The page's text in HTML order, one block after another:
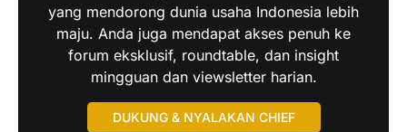
yang mendorong dunia usaha Indonesia lebih
maju. Anda juga mendapat akses penuh ke
forum eksklusif, roundtable, dan insight
mingguan dan viewsletter harian.
DUKUNG & NYALAKAN CHIEF